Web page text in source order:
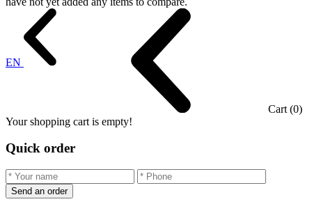
EN
Cart (0)
Your shopping cart is empty!
Quick order
Send an order